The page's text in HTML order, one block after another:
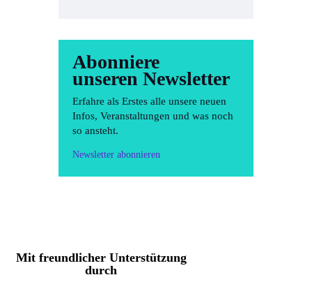
Abonniere
unseren Newsletter
Erfahre als Erstes alle unsere neuen
Infos, Veranstaltungen und was noch
so ansteht.
Newsletter abonnieren
Mit freundlicher Unterstützung
durch